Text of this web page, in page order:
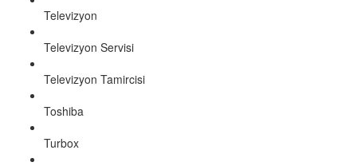
Televizyon
Televizyon Servisi
Televizyon Tamircisi
Toshiba
Turbox